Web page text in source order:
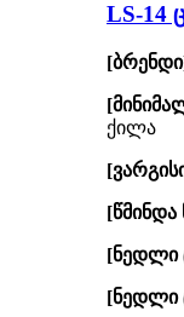
LS-14
ქილა
[წმინდა
[ნედლი
[ნედლი